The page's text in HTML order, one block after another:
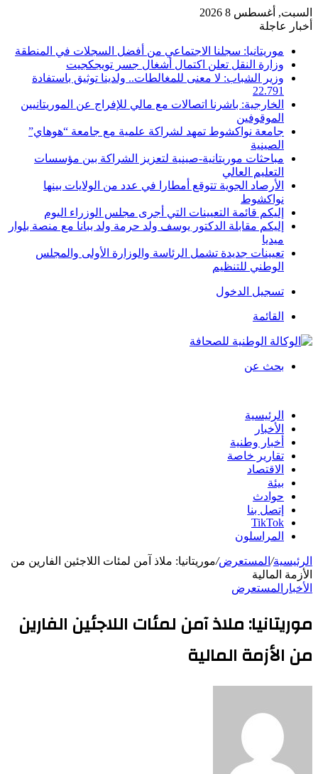
السبت, أغسطس 8 2026
أخبار عاجلة
موريتانيا: سجلنا الاجتماعي من أفضل السجلات في المنطقة
وزارة النقل تعلن اكتمال أشغال جسر تويجكجيت
وزير الشباب: لا معنى للمغالطات.. ولدينا توثيق باستفادة
22.791
الخارجية: باشرنا اتصالات مع مالي للإفراج عن الموريتانيين
الموقوفين
جامعة نواكشوط تمهد لشراكة علمية مع جامعة “هوهاي”
الصينية
مباحثات موريتانية-صينية لتعزيز الشراكة بين مؤسسات
التعليم العالي
الأرصاد الجوية تتوقع أمطارا في عدد من الولايات بينها
نواكشوط
إليكم قائمة التعيينات التي أجرى مجلس الوزراء اليوم
إليكم مقابلة الدكتور يوسف ولد حرمة ولد ببانا مع منصة بلوار
ميديا
تعيينات جديدة تشمل الرئاسة والوزارة الأولى والمجلس
الوطني للتنظيم
تسجيل الدخول
القائمة
بحث عن
الرئيسية
الأخبار
أخبار وطنية
تقارير خاصة
الاقتصاد
بيئة
حوادث
إتصل بنا
TikTok
المراسلون
الرئيسية/ المستعرض/موريتانيا: ملاذ آمن لمئات اللاجئين الفارين من
الأزمة المالية
الأخبار المستعرض
موريتانيا: ملاذ آمن لمئات اللاجئين الفارين
من الأزمة المالية